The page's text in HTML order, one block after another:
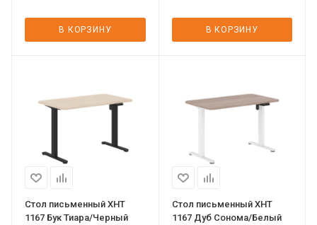
В КОРЗИНУ В КОРЗИНУ
Стол письменный XHT
1167 Бук Тиара/Черный
Стол письменный XHT
1167 Дуб Сонома/Белый